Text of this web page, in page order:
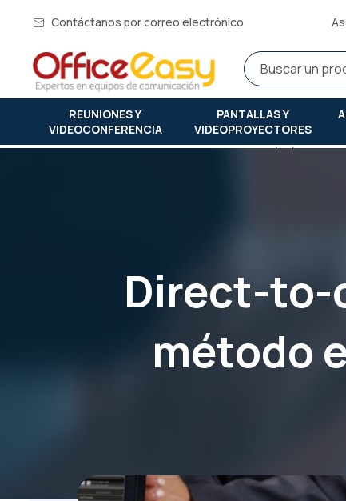
Contáctanos por correo electrónico
REUNIONES Y
VIDEOCONFERENCIA
PANTALLAS Y
VIDEOPROYECTORES
Inicio direct-to-card vs retransferencia: ¿qué método
Direct-to-
método